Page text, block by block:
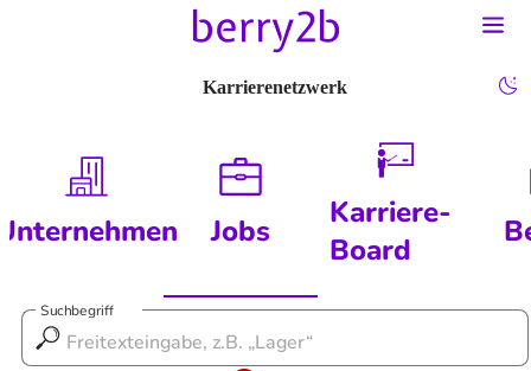
Karrierenetzwerk
Jobs
Karriere-
Board
Suchbegriff